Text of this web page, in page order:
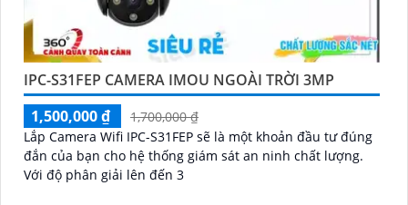
IPC-S31FEP CAMERA IMOU NGOÀI TRỜI 3MP
1,500,000 ₫
1,700,000 ₫
Lắp Camera Wifi IPC-S31FEP sẽ là một khoản đầu tư đúng
đắn của bạn cho hệ thống giám sát an ninh chất lượng.
Với độ phân giải lên đến 3